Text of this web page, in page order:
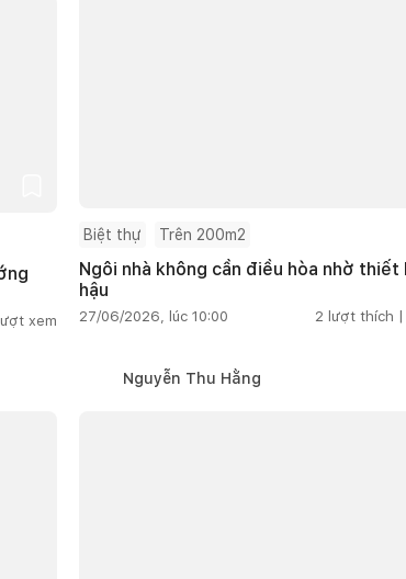
lượt xem
Biệt thự Trên 200m2
Ngôi nhà không cần điều hòa nhờ
hậu
27/06/2026, lúc 10:00 2 lượt thích |
Nguyễn Thu Hằng